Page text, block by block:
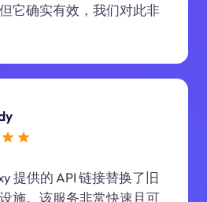
它确实有效，我们对此非
提供的 API 链接替换了旧
施。该服务非常快速且可